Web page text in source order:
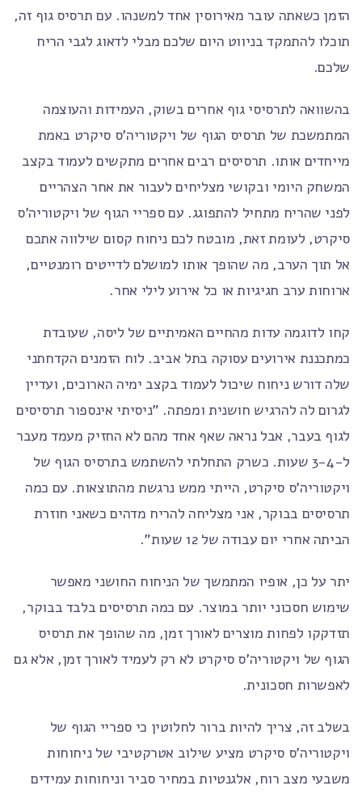
הזמן כשאתה עובר מאירוסין אחד למשנהו. עם תרסיס גוף זה,
תוכלו להתמקד בניווט היום שלכם מבלי לדאוג לגבי הריח
שלכם.
בהשוואה לתרסיסי גוף אחרים בשוק, העמידות והעוצמה
המתמשכת של תרסיס הגוף של ויקטוריה'ס סיקרט באמת
מייחדים אותו. תרסיסים רבים אחרים מתקשים לעמוד בקצב
המשחק היומי ובקושי מצליחים לעבור את אחר הצהריים
לפני שהריח מתחיל להתפוגג. עם ספריי הגוף של ויקטוריה'ס
סיקרט, לעומת זאת, מובטח לכם ניחוח קסום שילווה אתכם
אל תוך הערב, מה שהופך אותו למושלם לדייטים רומנטיים,
ארוחות ערב חגיגיות או כל אירוע לילי אחר.
קחו לדוגמה עדות מהחיים האמיתיים של ליסה, שעובדת
כמתכננת אירועים עסוקה בתל אביב. לוח הזמנים הקדחתני
שלה דורש ניחוח שיכול לעמוד בקצב ימיה הארוכים, ועדיין
לגרום לה להרגיש חושנית ומפתה. "ניסיתי אינספור תרסיסים
לגוף בעבר, אבל נראה שאף אחד מהם לא החזיק מעמד מעבר
ל-3-4 שעות. כשרק התחלתי להשתמש בתרסיס הגוף של
ויקטוריה'ס סיקרט, הייתי ממש נרגשת מהתוצאות. עם כמה
תרסיסים בבוקר, אני מצליחה להריח מדהים כשאני חוזרת
הביתה אחרי יום עבודה של 12 שעות".
יתר על כן, אופיו המתמשך של הניחוח החושני מאפשר
שימוש חסכוני יותר במוצר. עם כמה תרסיסים בלבד בבוקר,
תזדקקו לפחות מוצרים לאורך זמן, מה שהופך את תרסיס
הגוף של ויקטוריה'ס סיקרט לא רק לעמיד לאורך זמן, אלא גם
לאפשרות חסכונית.
בשלב זה, צריך להיות ברור לחלוטין כי ספריי הגוף של
ויקטוריה'ס סיקרט מציע שילוב אטרקטיבי של ניחוחות
משבעי מצב רוח, אלגנטיות במחיר סביר וניחוחות עמידים